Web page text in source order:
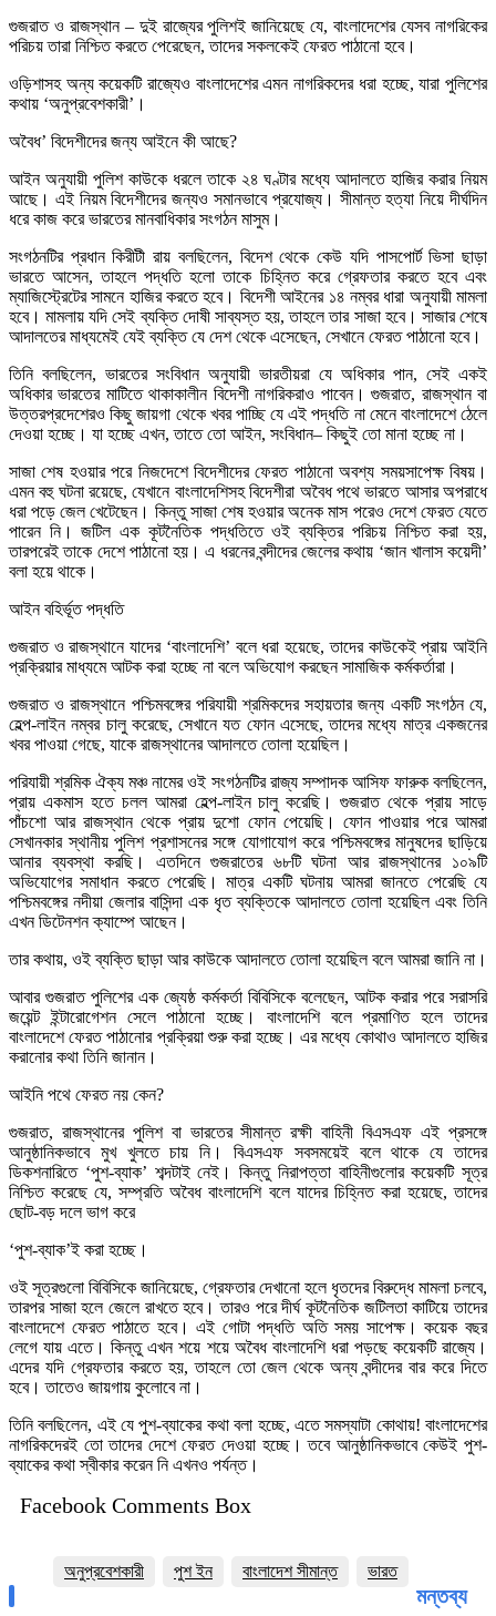
গুজরাত ও রাজস্থান – দুই রাজ্যের পুলিশই জানিয়েছে যে, বাংলাদেশের যেসব নাগরিকের
পরিচয় তারা নিশ্চিত করতে পেরেছেন, তাদের সকলকেই ফেরত পাঠানো হবে।
ওড়িশাসহ অন্য কয়েকটি রাজ্যেও বাংলাদেশের এমন নাগরিকদের ধরা হচ্ছে, যারা পুলিশের
কথায় ‘অনুপ্রবেশকারী’।
অবৈধ’ বিদেশীদের জন্য আইনে কী আছে?
আইন অনুযায়ী পুলিশ কাউকে ধরলে তাকে ২৪ ঘণ্টার মধ্যে আদালতে হাজির করার নিয়ম
আছে। এই নিয়ম বিদেশীদের জন্যও সমানভাবে প্রযোজ্য। সীমান্ত হত্যা নিয়ে দীর্ঘদিন
ধরে কাজ করে ভারতের মানবাধিকার সংগঠন মাসুম।
সংগঠনটির প্রধান কিরীটী রায় বলছিলেন, বিদেশ থেকে কেউ যদি পাসপোর্ট ভিসা ছাড়া
ভারতে আসেন, তাহলে পদ্ধতি হলো তাকে চিহ্নিত করে গ্রেফতার করতে হবে এবং
ম্যাজিস্ট্রেটের সামনে হাজির করতে হবে। বিদেশী আইনের ১৪ নম্বর ধারা অনুযায়ী মামলা
হবে। মামলায় যদি সেই ব্যক্তি দোষী সাব্যস্ত হয়, তাহলে তার সাজা হবে। সাজার শেষে
আদালতের মাধ্যমেই যেই ব্যক্তি যে দেশ থেকে এসেছেন, সেখানে ফেরত পাঠানো হবে।
তিনি বলছিলেন, ভারতের সংবিধান অনুযায়ী ভারতীয়রা যে অধিকার পান, সেই একই
অধিকার ভারতের মাটিতে থাকাকালীন বিদেশী নাগরিকরাও পাবেন। গুজরাত, রাজস্থান বা
উত্তরপ্রদেশেরও কিছু জায়গা থেকে খবর পাচ্ছি যে এই পদ্ধতি না মেনে বাংলাদেশে ঠেলে
দেওয়া হচ্ছে। যা হচ্ছে এখন, তাতে তো আইন, সংবিধান– কিছুই তো মানা হচ্ছে না।
সাজা শেষ হওয়ার পরে নিজদেশে বিদেশীদের ফেরত পাঠানো অবশ্য সময়সাপেক্ষ বিষয়।
এমন বহু ঘটনা রয়েছে, যেখানে বাংলাদেশিসহ বিদেশীরা অবৈধ পথে ভারতে আসার অপরাধে
ধরা পড়ে জেল খেটেছেন। কিন্তু সাজা শেষ হওয়ার অনেক মাস পরেও দেশে ফেরত যেতে
পারেন নি। জটিল এক কূটনৈতিক পদ্ধতিতে ওই ব্যক্তির পরিচয় নিশ্চিত করা হয়,
তারপরেই তাকে দেশে পাঠানো হয়। এ ধরনের বন্দীদের জেলের কথায় ‘জান খালাস কয়েদী’
বলা হয়ে থাকে।
আইন বহির্ভূত পদ্ধতি
গুজরাত ও রাজস্থানে যাদের ‘বাংলাদেশি’ বলে ধরা হয়েছে, তাদের কাউকেই প্রায় আইনি
প্রক্রিয়ার মাধ্যমে আটক করা হচ্ছে না বলে অভিযোগ করছেন সামাজিক কর্মকর্তারা।
গুজরাত ও রাজস্থানে পশ্চিমবঙ্গের পরিযায়ী শ্রমিকদের সহায়তার জন্য একটি সংগঠন যে,
হেল্প-লাইন নম্বর চালু করেছে, সেখানে যত ফোন এসেছে, তাদের মধ্যে মাত্র একজনের
খবর পাওয়া গেছে, যাকে রাজস্থানের আদালতে তোলা হয়েছিল।
পরিযায়ী শ্রমিক ঐক্য মঞ্চ নামের ওই সংগঠনটির রাজ্য সম্পাদক আসিফ ফারুক বলছিলেন,
প্রায় একমাস হতে চলল আমরা হেল্প-লাইন চালু করেছি। গুজরাত থেকে প্রায় সাড়ে
পাঁচশো আর রাজস্থান থেকে প্রায় দুশো ফোন পেয়েছি। ফোন পাওয়ার পরে আমরা
সেখানকার স্থানীয় পুলিশ প্রশাসনের সঙ্গে যোগাযোগ করে পশ্চিমবঙ্গের মানুষদের ছাড়িয়ে
আনার ব্যবস্থা করছি। এতদিনে গুজরাতের ৬৮টি ঘটনা আর রাজস্থানের ১০৯টি
অভিযোগের সমাধান করতে পেরেছি। মাত্র একটি ঘটনায় আমরা জানতে পেরেছি যে
পশ্চিমবঙ্গের নদীয়া জেলার বাসিন্দা এক ধৃত ব্যক্তিকে আদালতে তোলা হয়েছিল এবং তিনি
এখন ডিটেনশন ক্যাম্পে আছেন।
তার কথায়, ওই ব্যক্তি ছাড়া আর কাউকে আদালতে তোলা হয়েছিল বলে আমরা জানি না।
আবার গুজরাত পুলিশের এক জ্যেষ্ঠ কর্মকর্তা বিবিসিকে বলেছেন, আটক করার পরে সরাসরি
জয়েন্ট ইন্টারোগেশন সেলে পাঠানো হচ্ছে। বাংলাদেশি বলে প্রমাণিত হলে তাদের
বাংলাদেশে ফেরত পাঠানোর প্রক্রিয়া শুরু করা হচ্ছে। এর মধ্যে কোথাও আদালতে হাজির
করানোর কথা তিনি জানান।
আইনি পথে ফেরত নয় কেন?
গুজরাত, রাজস্থানের পুলিশ বা ভারতের সীমান্ত রক্ষী বাহিনী বিএসএফ এই প্রসঙ্গে
আনুষ্ঠানিকভাবে মুখ খুলতে চায় নি। বিএসএফ সবসময়েই বলে থাকে যে তাদের
ডিকশনারিতে ‘পুশ-ব্যাক’ শব্দটাই নেই। কিন্তু নিরাপত্তা বাহিনীগুলোর কয়েকটি সূত্র
নিশ্চিত করেছে যে, সম্প্রতি অবৈধ বাংলাদেশি বলে যাদের চিহ্নিত করা হয়েছে, তাদের
ছোট-বড় দলে ভাগ করে
‘পুশ-ব্যাক’ই করা হচ্ছে।
ওই সূত্রগুলো বিবিসিকে জানিয়েছে, গ্রেফতার দেখানো হলে ধৃতদের বিরুদ্ধে মামলা চলবে,
তারপর সাজা হলে জেলে রাখতে হবে। তারও পরে দীর্ঘ কূটনৈতিক জটিলতা কাটিয়ে তাদের
বাংলাদেশে ফেরত পাঠাতে হবে। এই গোটা পদ্ধতি অতি সময় সাপেক্ষ। কয়েক বছর
লেগে যায় এতে। কিন্তু এখন শয়ে শয়ে অবৈধ বাংলাদেশি ধরা পড়ছে কয়েকটি রাজ্যে।
এদের যদি গ্রেফতার করতে হয়, তাহলে তো জেল থেকে অন্য বন্দীদের বার করে দিতে
হবে। তাতেও জায়গায় কুলোবে না।
তিনি বলছিলেন, এই যে পুশ-ব্যাকের কথা বলা হচ্ছে, এতে সমস্যাটা কোথায়! বাংলাদেশের
নাগরিকদেরই তো তাদের দেশে ফেরত দেওয়া হচ্ছে। তবে আনুষ্ঠানিকভাবে কেউই পুশ-
ব্যাকের কথা স্বীকার করেন নি এখনও পর্যন্ত।
Facebook Comments Box
অনুপ্রবেশকারী পুশ ইন বাংলাদেশ সীমান্ত ভারত
মন্তব্য